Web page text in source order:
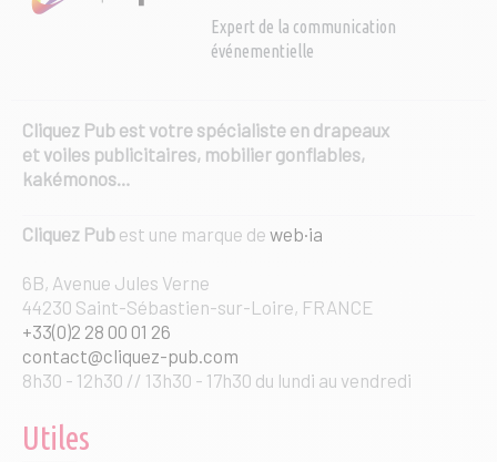
Expert de la communication
événementielle
Cliquez Pub est votre spécialiste en drapeaux
et voiles publicitaires, mobilier gonflables,
kakémonos…
Cliquez Pub est une marque de web·ia
6B, Avenue Jules Verne
44230 Saint-Sébastien-sur-Loire, FRANCE
+33(0)2 28 00 01 26
contact@cliquez-pub.com
8h30 - 12h30 // 13h30 - 17h30 du lundi au vendredi
Utiles